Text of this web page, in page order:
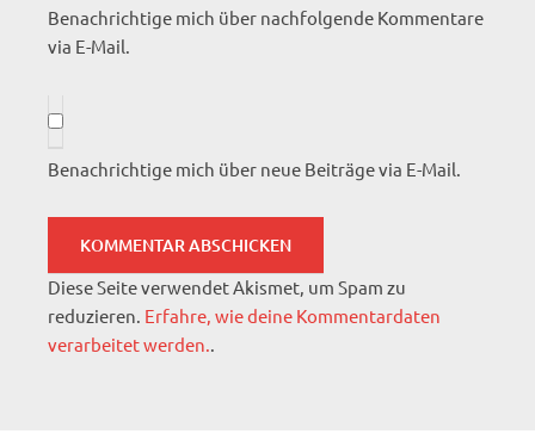
Benachrichtige mich über nachfolgende Kommentare
via E-Mail.
Benachrichtige mich über neue Beiträge via E-Mail.
Diese Seite verwendet Akismet, um Spam zu
reduzieren. Erfahre, wie deine Kommentardaten
verarbeitet werden..